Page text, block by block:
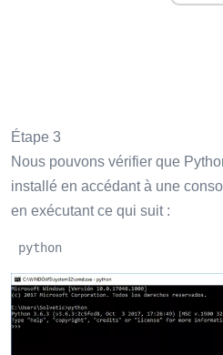
Étape 3
Nous pouvons vérifier que
installé en accédant à une
en exécutant ce qui suit :
python